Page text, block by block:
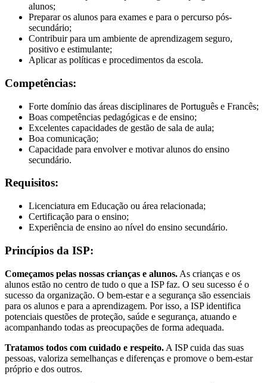
alunos;
Preparar os alunos para exames e para o percurso pós-
secundário;
Contribuir para um ambiente de aprendizagem seguro,
positivo e estimulante;
Aplicar as políticas e procedimentos da escola.
Competências:
Forte domínio das áreas disciplinares de Português e Francês;
Boas competências pedagógicas e de ensino;
Excelentes capacidades de gestão de sala de aula;
Boa comunicação;
Capacidade para envolver e motivar alunos do ensino
secundário.
Requisitos:
Licenciatura em Educação ou área relacionada;
Certificação para o ensino;
Experiência de ensino ao nível do ensino secundário.
Princípios da ISP:
Começamos pelas nossas crianças e alunos. As crianças e os
alunos estão no centro de tudo o que a ISP faz. O seu sucesso é o
sucesso da organização. O bem-estar e a segurança são essenciais
para os alunos e para a aprendizagem. Por isso, a ISP identifica
potenciais questões de proteção, saúde e segurança, atuando e
acompanhando todas as preocupações de forma adequada.
Tratamos todos com cuidado e respeito. A ISP cuida das suas
pessoas, valoriza semelhanças e diferenças e promove o bem-estar
próprio e dos outros.